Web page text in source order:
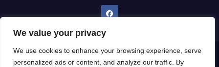
We value your privacy
We use cookies to enhance your browsing experience, serve
personalized ads or content, and analyze our traffic. By
Δημιουργήθηκε από το digital2000 με την Υποστήριξη του WordPress